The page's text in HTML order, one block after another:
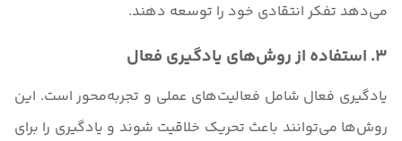
می‌دهد تفکر انتقادی خود را توسعه دهند.
3. استفاده از روش‌های یادگیری فعال
یادگیری فعال شامل فعالیت‌های عملی و تجربه‌محور است. این
روش‌ها می‌توانند باعث تحریک خلاقیت شوند و یادگیری را برای